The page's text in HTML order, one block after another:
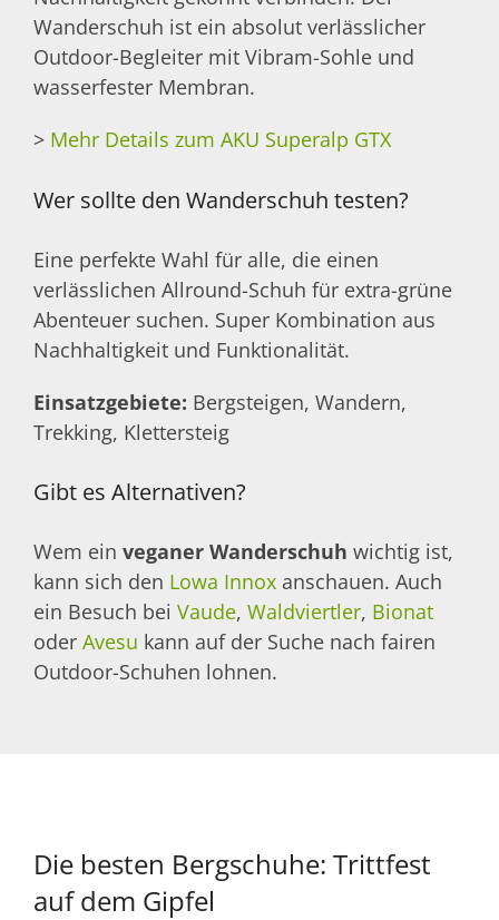
Wanderschuh ist ein absolut verlässlicher
Outdoor-Begleiter mit Vibram-Sohle und
wasserfester Membran.
> Mehr Details zum AKU Superalp GTX
Wer sollte den Wanderschuh testen?
Eine perfekte Wahl für alle, die einen
verlässlichen Allround-Schuh für extra-grüne
Abenteuer suchen. Super Kombination aus
Nachhaltigkeit und Funktionalität.
Einsatzgebiete: Bergsteigen, Wandern,
Trekking, Klettersteig
Gibt es Alternativen?
Wem ein veganer Wanderschuh wichtig ist,
kann sich den Lowa Innox anschauen. Auch
ein Besuch bei Vaude, Waldviertler, Bionat
oder Avesu kann auf der Suche nach fairen
Outdoor-Schuhen lohnen.
Die besten Bergschuhe: Trittfest
auf dem Gipfel